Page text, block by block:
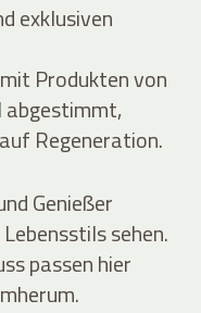
exklusiven
Produkten von
abgestimmt,
Regeneration.
Genießer
sehen.
passen hier